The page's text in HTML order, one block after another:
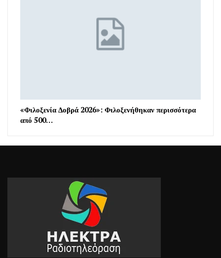
«Φιλοξενία Δοβρά 2026»: Φιλοξενήθηκαν περισσότερα
από 500…